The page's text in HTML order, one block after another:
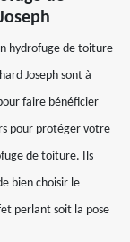
hydrofuge de toiture
Joseph sont à
faire bénéficier
pour protéger votre
de toiture. Ils
bien choisir le
perlant soit la pose